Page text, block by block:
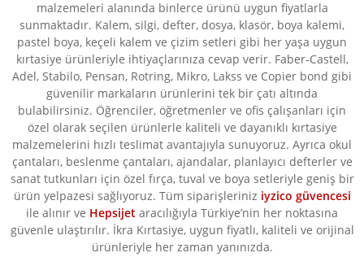
malzemeleri alanında binlerce ürünü uygun fiyatlarla
sunmaktadır. Kalem, silgi, defter, dosya, klasör, boya kalemi,
pastel boya, keçeli kalem ve çizim setleri gibi her yaşa uygun
kırtasiye ürünleriyle ihtiyaçlarınıza cevap verir. Faber-Castell,
Adel, Stabilo, Pensan, Rotring, Mikro, Lakss ve Copier bond gibi
güvenilir markaların ürünlerini tek bir çatı altında
bulabilirsiniz. Öğrenciler, öğretmenler ve ofis çalışanları için
özel olarak seçilen ürünlerle kaliteli ve dayanıklı kırtasiye
malzemelerini hızlı teslimat avantajıyla sunuyoruz. Ayrıca okul
çantaları, beslenme çantaları, ajandalar, planlayıcı defterler ve
sanat tutkunları için özel fırça, tuval ve boya setleriyle geniş bir
ürün yelpazesi sağlıyoruz. Tüm siparişleriniz iyzico güvencesi
ile alınır ve Hepsijet aracılığıyla Türkiye’nin her noktasına
güvenle ulaştırılır. İkra Kırtasiye, uygun fiyatlı, kaliteli ve orijinal
ürünleriyle her zaman yanınızda.